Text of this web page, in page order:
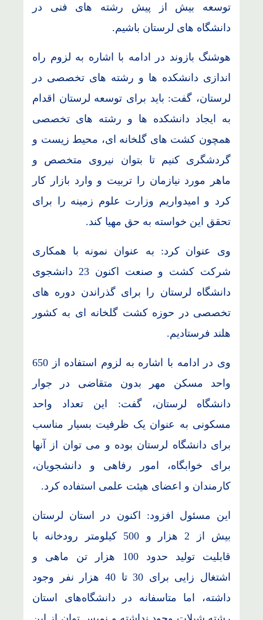
توسعه بیش از پیش رشته های فنی در
دانشگاه های لرستان باشیم.
هوشنگ بازوند در ادامه با اشاره به لزوم راه
اندازی دانشکده ها و رشته های تخصصی در
لرستان، گفت: باید برای توسعه لرستان اقدام
به ایجاد دانشکده ها و رشته های تخصصی
همچون کشت های گلخانه ای، محیط زیست و
گردشگری کنیم تا بتوان نیروی متخصص و
ماهر مورد نیازمان را تربیت و وارد بازار کار
کرد و امیدواریم وزارت علوم زمینه را برای
تحقق این خواسته به حق مهیا کند.
وی عنوان کرد: به عنوان نمونه با همکاری
شرکت کشت و صنعت اکنون 23 دانشجوی
دانشگاه لرستان را برای گذراندن دوره های
تخصصی در حوزه کشت گلخانه ای به کشور
هلند فرستادیم.
وی در ادامه با اشاره به لزوم استفاده از 650
واحد مسکن مهر بدون متقاضی در جوار
دانشگاه لرستان، گفت: این تعداد واحد
مسکونی به عنوان یک ظرفیت بسیار مناسب
برای دانشگاه لرستان بوده و می توان از آنها
برای خوابگاه، امور رفاهی و دانشجویان،
کارمندان و اعضای هیئت علمی استفاده کرد.
این مسئول افزود: اکنون در استان لرستان
بیش از 2 هزار و 500 کیلومتر رودخانه با
قابلیت تولید حدود 100 هزار تن ماهی و
اشتغال زایی برای 30 تا 40 هزار نفر وجود
داشته، اما متاسفانه در دانشگاه‌های استان